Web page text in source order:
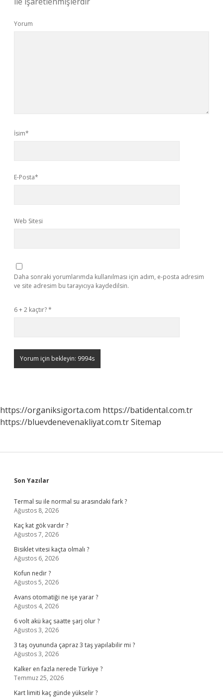
Yorum
İsim*
E-Posta*
Web Sitesi
Daha sonraki yorumlarımda kullanılması için adım, e-posta adresim
ve site adresim bu tarayıcıya kaydedilsin.
6 + 2 kaçtır?*
https://organiksigorta.com https://batidental.com.tr
https://bluevdenevenakliyat.com.trSitemap
Sidebar
Son Yazılar
Termal su ile normal su arasındaki fark ?
Ağustos 8, 2026
Kaç kat gök vardır ?
Ağustos 7, 2026
Bisiklet vitesi kaçta olmalı ?
Ağustos 6, 2026
Kofun nedir ?
Ağustos 5, 2026
Avans otomatiği ne işe yarar ?
Ağustos 4, 2026
6 volt akü kaç saatte şarj olur ?
Ağustos 3, 2026
3 taş oyununda çapraz 3 taş yapılabilir mi ?
Ağustos 3, 2026
Kalker en fazla nerede Türkiye ?
Temmuz 25, 2026
Kart limiti kaç günde yükselir ?